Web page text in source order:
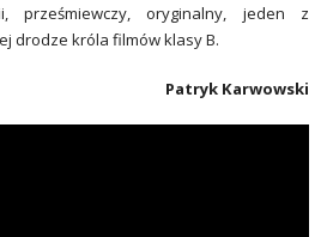
prześmiewczy, oryginalny, jeden z
drodze króla filmów klasy B.
Patryk Karwowski